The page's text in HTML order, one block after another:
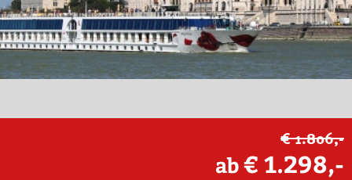
€ 1.806,-
ab€ 1.298,-